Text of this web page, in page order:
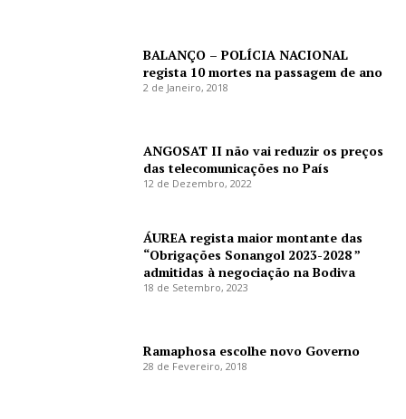
BALANÇO – POLÍCIA NACIONAL
regista 10 mortes na passagem de ano
2 de Janeiro, 2018
ANGOSAT II não vai reduzir os preços
das telecomunicações no País
12 de Dezembro, 2022
ÁUREA regista maior montante das
“Obrigações Sonangol 2023-2028 ”
admitidas à negociação na Bodiva
18 de Setembro, 2023
Ramaphosa escolhe novo Governo
28 de Fevereiro, 2018